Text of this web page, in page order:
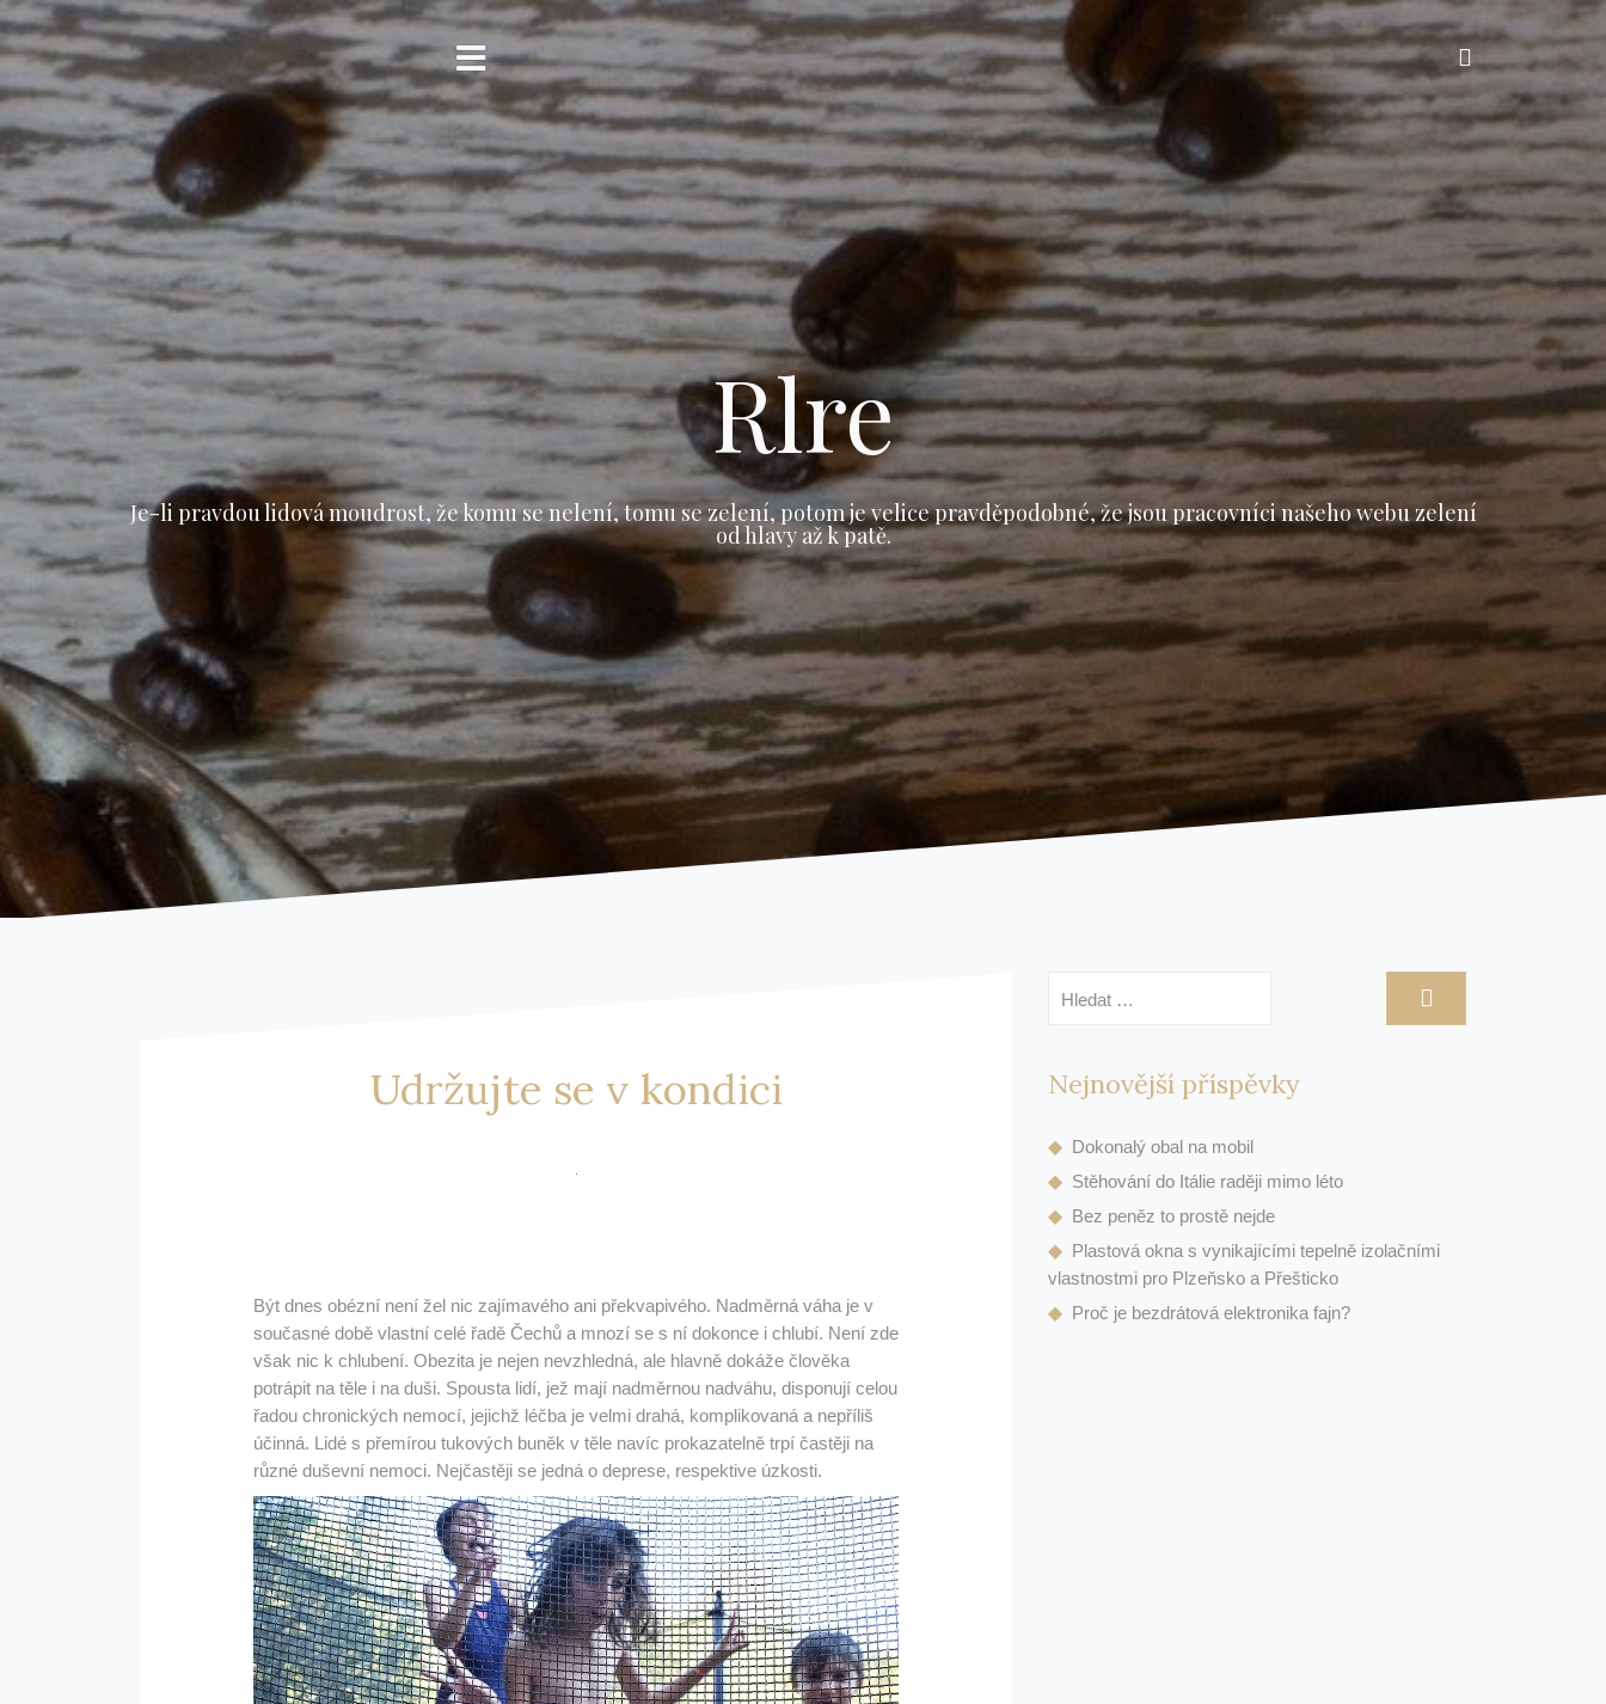
Přejít
k
obsahu
webu
Vyhledávání
Rlre
Je-li pravdou lidová moudrost, že komu se nelení, tomu se zelení, potom je velice pravděpodobné, že jsou pracovníci našeho webu zelení
od hlavy až k patě.
Udržujte se v kondici
Být dnes obézní není žel nic zajímavého ani překvapivého. Nadměrná váha je v
současné době vlastní celé řadě Čechů a mnozí se s ní dokonce i chlubí. Není zde
však nic k chlubení. Obezita je nejen nevzhledná, ale hlavně dokáže člověka
potrápit na těle i na duši. Spousta lidí, jež mají nadměrnou nadváhu, disponují celou
řadou chronických nemocí, jejichž léčba je velmi drahá, komplikovaná a nepříliš
účinná. Lidé s přemírou tukových buněk v těle navíc prokazatelně trpí častěji na
různé duševní nemoci. Nejčastěji se jedná o deprese, respektive úzkosti.
Nejnovější příspěvky
Dokonalý obal na mobil
Stěhování do Itálie raději mimo léto
Bez peněz to prostě nejde
Plastová okna s vynikajícími tepelně izolačními
vlastnostmi pro Plzeňsko a Přešticko
Proč je bezdrátová elektronika fajn?